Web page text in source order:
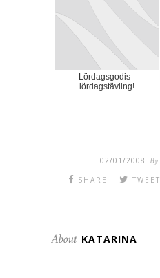
Lördagsgodis -
lördagstävling!
02/01/2008 By
SHARE
TWEET
About KATARINA